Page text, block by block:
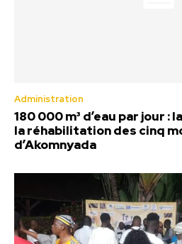
Administration
180 000 m³ d’eau par jour :
la réhabilitation des cinq
d’Akomnyada